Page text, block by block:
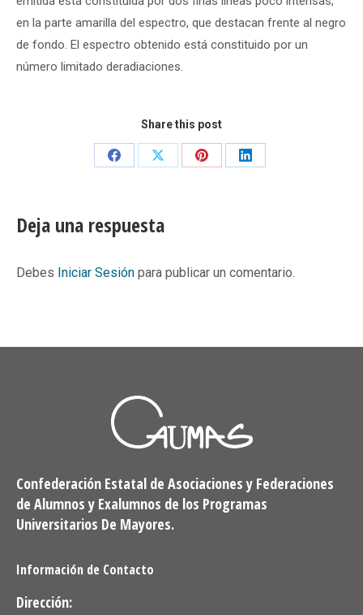
en la parte amarilla del espectro, que destacan frente al negro
de fondo. El espectro obtenido está constituido por un
número limitado deradiaciones.
Share this post
Share
Share
Share
Share
Deja una respuesta
Debes Iniciar Sesión para publicar un comentario.
Confederación Estatal de Asociaciones y Federaciones
de Alumnos y Exalumnos de los Programas
Universitarios De Mayores.
Información de Contacto
Dirección: